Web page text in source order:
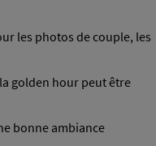
les photos de couple, les
golden hour peut être
bonne ambiance